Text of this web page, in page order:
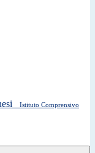
Istituto Comprensivo